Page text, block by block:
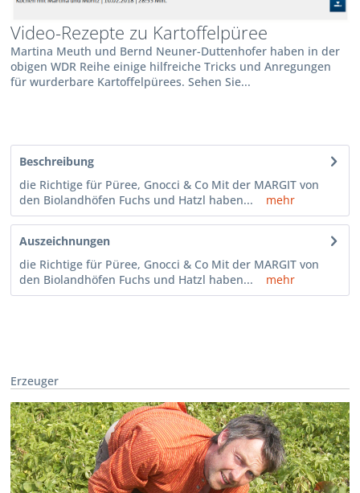
Video-Rezepte zu Kartoffelpüree
Martina Meuth und Bernd Neuner-Duttenhofer haben in der
obigen WDR Reihe einige hilfreiche Tricks und Anregungen
für wurderbare Kartoffelpürees. Sehen Sie...
Beschreibung
die Richtige für Püree, Gnocci & Co Mit der MARGIT von
den Biolandhöfen Fuchs und Hatzl haben...
mehr
Auszeichnungen
die Richtige für Püree, Gnocci & Co Mit der MARGIT von
den Biolandhöfen Fuchs und Hatzl haben...
mehr
Erzeuger